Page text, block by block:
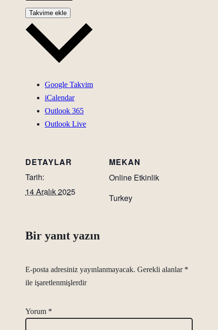
Takvime ekle
Google Takvim
iCalendar
Outlook 365
Outlook Live
DETAYLAR
Tarih:
14 Aralık 2025
MEKAN
Online Etkinlik
Turkey
Bir yanıt yazın
E-posta adresiniz yayınlanmayacak. Gerekli alanlar *
ile işaretlenmişlerdir
Yorum *